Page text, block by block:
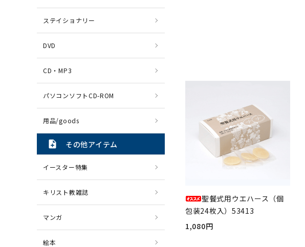
聖餐式用ウエハース（個
包装24枚入）53413
1,080円
ステイショナリー
DVD
CD・MP3
パソコンソフトCD-ROM
用品/goods
note_add その他アイテム
イースター特集
キリスト教雑誌
マンガ
絵本